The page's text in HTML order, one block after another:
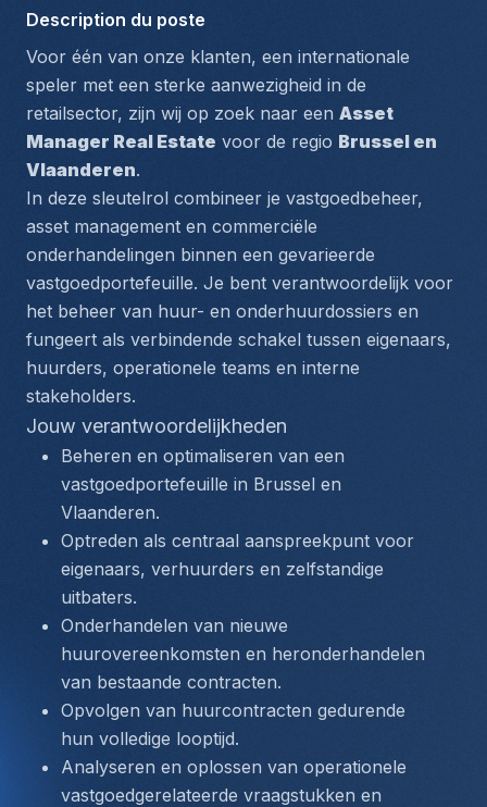
Description du poste
Voor één van onze klanten, een internationale
speler met een sterke aanwezigheid in de
retailsector, zijn wij op zoek naar een Asset
Manager Real Estate voor de regio Brussel en
Vlaanderen.
In deze sleutelrol combineer je vastgoedbeheer,
asset management en commerciële
onderhandelingen binnen een gevarieerde
vastgoedportefeuille. Je bent verantwoordelijk voor
het beheer van huur- en onderhuurdossiers en
fungeert als verbindende schakel tussen eigenaars,
huurders, operationele teams en interne
stakeholders.
Jouw verantwoordelijkheden
Beheren en optimaliseren van een
vastgoedportefeuille in Brussel en
Vlaanderen.
Optreden als centraal aanspreekpunt voor
eigenaars, verhuurders en zelfstandige
uitbaters.
Onderhandelen van nieuwe
huurovereenkomsten en heronderhandelen
van bestaande contracten.
Opvolgen van huurcontracten gedurende
hun volledige looptijd.
Analyseren en oplossen van operationele
vastgoedgerelateerde vraagstukken en